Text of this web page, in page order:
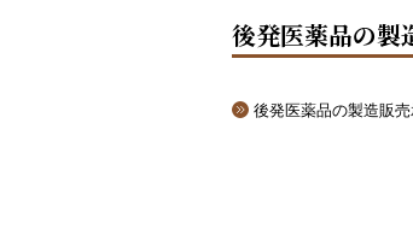
後発医薬品の製
後発医薬品の製造販